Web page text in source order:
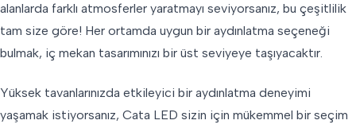
alanlarda farklı atmosferler yaratmayı seviyorsanız, bu çeşitlilik
tam size göre! Her ortamda uygun bir aydınlatma seçeneği
bulmak, iç mekan tasarımınızı bir üst seviyeye taşıyacaktır.
Yüksek tavanlarınızda etkileyici bir aydınlatma deneyimi
yaşamak istiyorsanız, Cata LED sizin için mükemmel bir seçim